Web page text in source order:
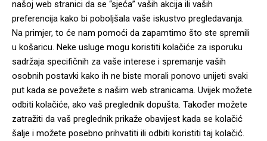
našoj web stranici da se “sjeća” vaših akcija ili vaših
preferencija kako bi poboljšala vaše iskustvo pregledavanja.
Na primjer, to će nam pomoći da zapamtimo što ste spremili
u košaricu. Neke usluge mogu koristiti kolačiće za isporuku
sadržaja specifičnih za vaše interese i spremanje vaših
osobnih postavki kako ih ne biste morali ponovo unijeti svaki
put kada se povežete s našim web stranicama. Uvijek možete
odbiti kolačiće, ako vaš preglednik dopušta. Također možete
zatražiti da vaš preglednik prikaže obavijest kada se kolačić
šalje i možete posebno prihvatiti ili odbiti koristiti taj kolačić.